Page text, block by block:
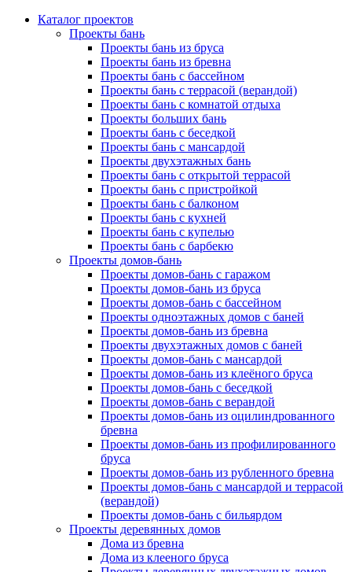
Каталог проектов
Проекты бань
Проекты бань из бруса
Проекты бань из бревна
Проекты бань с бассейном
Проекты бань с террасой (верандой)
Проекты бань с комнатой отдыха
Проекты больших бань
Проекты бань с беседкой
Проекты бань с мансардой
Проекты двухэтажных бань
Проекты бань с открытой террасой
Проекты бань с пристройкой
Проекты бань с балконом
Проекты бань с кухней
Проекты бань с купелью
Проекты бань с барбекю
Проекты домов-бань
Проекты домов-бань с гаражом
Проекты домов-бань из бруса
Проекты домов-бань с бассейном
Проекты одноэтажных домов с баней
Проекты домов-бань из бревна
Проекты двухэтажных домов с баней
Проекты домов-бань с мансардой
Проекты домов-бань из клеёного бруса
Проекты домов-бань с беседкой
Проекты домов-бань с верандой
Проекты домов-бань из оцилиндрованного
бревна
Проекты домов-бань из профилированного
бруса
Проекты домов-бань из рубленного бревна
Проекты домов-бань с мансардой и террасой
(верандой)
Проекты домов-бань с бильярдом
Проекты деревянных домов
Дома из бревна
Дома из клееного бруса